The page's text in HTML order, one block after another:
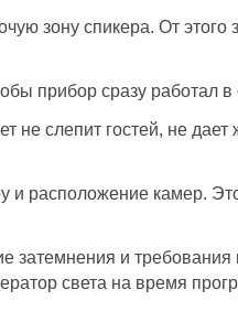
зону спикера. От этого
прибор сразу работал
не слепит гостей, не дает
расположение камер.
затемнения и требования
света на время